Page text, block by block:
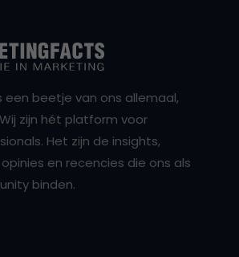
een beetje van ons allemaal,
zijn hét platform voor
Het zijn de insights,
en recencies die ons als
binden.